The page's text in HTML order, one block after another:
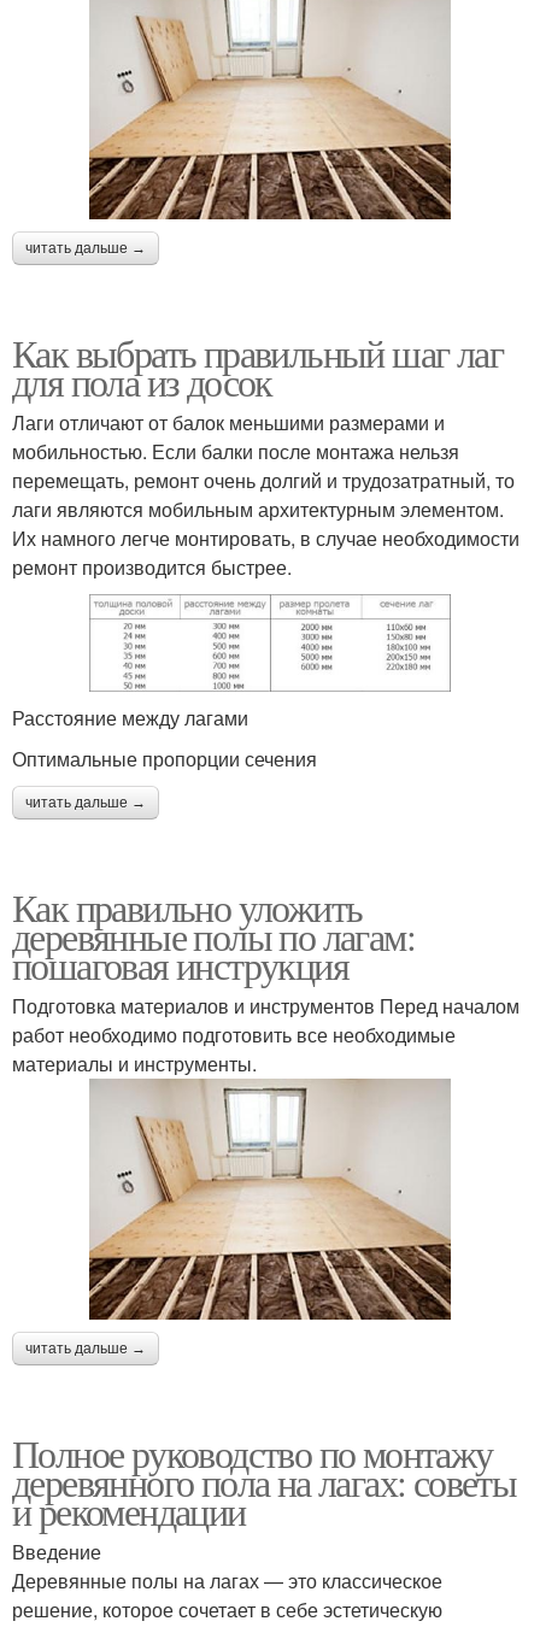
читать дальше →
Как выбрать правильный шаг лаг
для пола из досок
Лаги отличают от балок меньшими размерами и
мобильностью. Если балки после монтажа нельзя
перемещать, ремонт очень долгий и трудозатратный, то
лаги являются мобильным архитектурным элементом.
Их намного легче монтировать, в случае необходимости
ремонт производится быстрее.
Расстояние между лагами
Оптимальные пропорции сечения
читать дальше →
Как правильно уложить
деревянные полы по лагам:
пошаговая инструкция
Подготовка материалов и инструментов Перед началом
работ необходимо подготовить все необходимые
материалы и инструменты.
читать дальше →
Полное руководство по монтажу
деревянного пола на лагах: советы
и рекомендации
Введение
Деревянные полы на лагах — это классическое
решение, которое сочетает в себе эстетическую